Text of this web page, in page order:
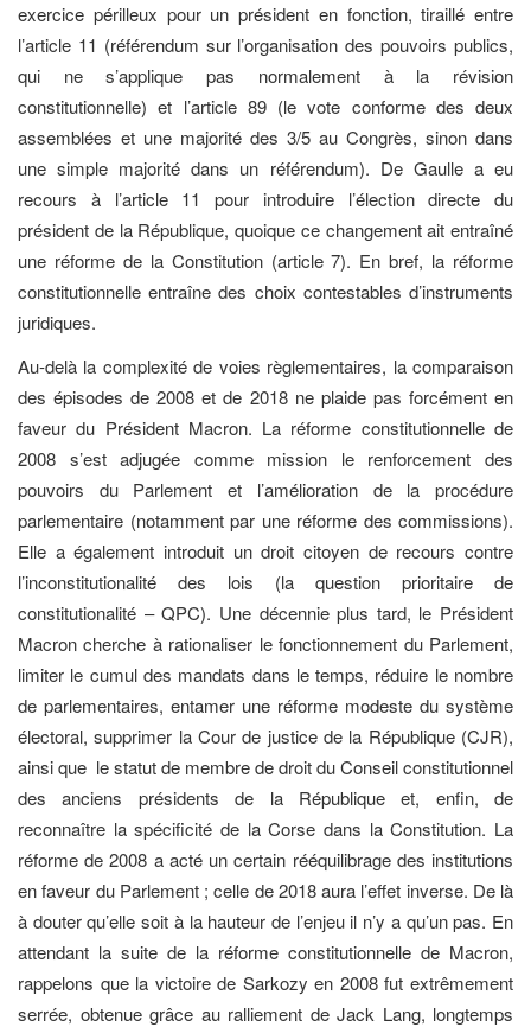
exercice périlleux pour un président en fonction, tiraillé entre
l’article 11 (référendum sur l’organisation des pouvoirs publics,
qui ne s’applique pas normalement à la révision
constitutionnelle) et l’article 89 (le vote conforme des deux
assemblées et une majorité des 3/5 au Congrès, sinon dans
une simple majorité dans un référendum). De Gaulle a eu
recours à l’article 11 pour introduire l’élection directe du
président de la République, quoique ce changement ait entraîné
une réforme de la Constitution (article 7). En bref, la réforme
constitutionnelle entraîne des choix contestables d’instruments
juridiques.
Au-delà la complexité de voies règlementaires, la comparaison
des épisodes de 2008 et de 2018 ne plaide pas forcément en
faveur du Président Macron. La réforme constitutionnelle de
2008 s’est adjugée comme mission le renforcement des
pouvoirs du Parlement et l’amélioration de la procédure
parlementaire (notamment par une réforme des commissions).
Elle a également introduit un droit citoyen de recours contre
l’inconstitutionalité des lois (la question prioritaire de
constitutionalité – QPC). Une décennie plus tard, le Président
Macron cherche à rationaliser le fonctionnement du Parlement,
limiter le cumul des mandats dans le temps, réduire le nombre
de parlementaires, entamer une réforme modeste du système
électoral, supprimer la Cour de justice de la République (CJR),
ainsi que le statut de membre de droit du Conseil constitutionnel
des anciens présidents de la République et, enfin, de
reconnaître la spécificité de la Corse dans la Constitution. La
réforme de 2008 a acté un certain rééquilibrage des institutions
en faveur du Parlement ; celle de 2018 aura l’effet inverse. De là
à douter qu’elle soit à la hauteur de l’enjeu il n’y a qu’un pas. En
attendant la suite de la réforme constitutionnelle de Macron,
rappelons que la victoire de Sarkozy en 2008 fut extrêmement
serrée, obtenue grâce au ralliement de Jack Lang, longtemps